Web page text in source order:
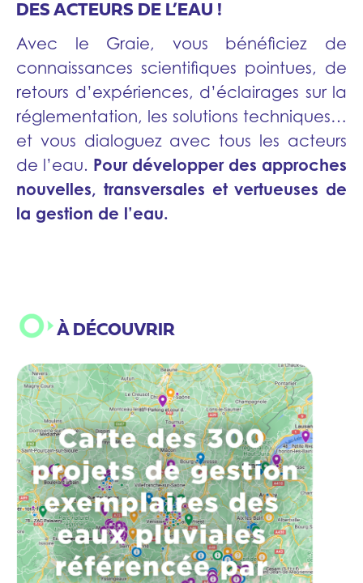
DES ACTEURS DE L’EAU !
Avec le Graie, vous bénéficiez de
connaissances scientifiques pointues, de
retours d’expériences, d’éclairages sur la
réglementation, les solutions techniques…
et vous dialoguez avec tous les acteurs
de l’eau. Pour développer des approches
nouvelles, transversales et vertueuses de
la gestion de l’eau.
À DÉCOUVRIR